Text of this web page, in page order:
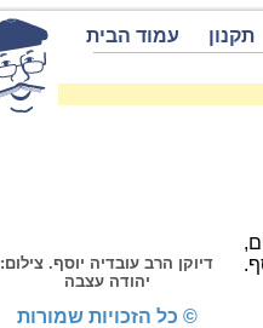
תקנון עמוד הבית
דיוקן הרב עובדיה יוסף. צילום:
יהודה עצבה
© כל הזכויות שמורות